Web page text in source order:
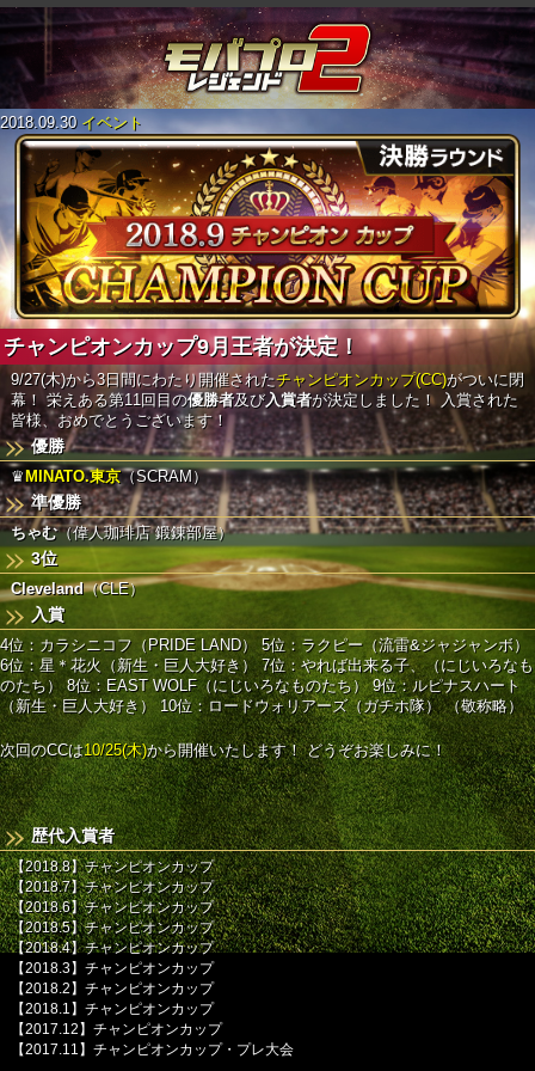
2018.09.30 イベント
チャンピオンカップ9月王者が決定！
9/27(木)から3日間にわたり開催されたチャンピオンカップ(CC)がついに閉
幕！栄えある第11回目の優勝者及び入賞者が決定しました！ 入賞された
皆様、おめでとうございます！
優勝
♛ MINATO.東京（SCRAM）
準優勝
ちゃむ（偉人珈琲店 鍛錬部屋）
3位
Cleveland（CLE）
入賞
4位：カラシニコフ（PRIDE LAND）
5位：ラクピー（流雷&ジャジャンボ）
6位：星＊花火（新生・巨人大好き） 7位：やれば出来る子、（にじいろなも
のたち）8位：EAST WOLF（にじいろなものたち）9位：ルピナスハート
（新生・巨人大好き） 10位：ロードウォリアーズ（ガチホ隊）（敬称略）
次回のCCは10/25(木)から開催いたします！どうぞお楽しみに！
歴代入賞者
【2018.8】チャンピオンカップ
【2018.7】チャンピオンカップ
【2018.6】チャンピオンカップ
【2018.5】チャンピオンカップ
【2018.4】チャンピオンカップ
【2018.3】チャンピオンカップ
【2018.2】チャンピオンカップ
【2018.1】チャンピオンカップ
【2017.12】チャンピオンカップ
【2017.11】チャンピオンカップ・プレ大会